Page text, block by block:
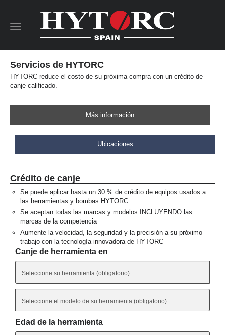
Toggle
Servicios de HYTORC
HYTORC reduce el costo de su próxima compra con un crédito de
canje calificado.
Más información
Ubicaciones
Crédito de canje
Se puede aplicar hasta un 30 % de crédito de equipos usados a
las herramientas y bombas HYTORC
Se aceptan todas las marcas y modelos INCLUYENDO las
marcas de la competencia
Aumente la velocidad, la seguridad y la precisión a su próximo
trabajo con la tecnología innovadora de HYTORC
Canje de herramienta en
Edad de la herramienta